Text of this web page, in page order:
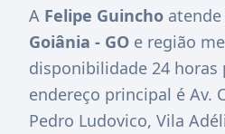
A Felipe Guincho
Goiânia - GO e região
disponibilidade 24 horas
endereço principal é Av.
Pedro Ludovico, Vila